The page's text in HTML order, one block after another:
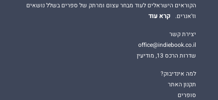
הקוראים הישראלים לעוד מבחר עצום ומרתק של ספרים בשלל נושאים
וז'אנרים.
קרא עוד
יצירת קשר
office@indiebook.co.il
שדרות הרכס 13, מודיעין
למה אינדיבוק?
תקנון האתר
סופרים